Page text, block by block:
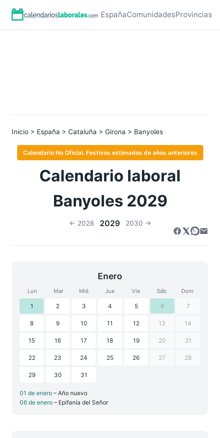
EspañaComunidadesProvincias
Inicio > España > Cataluña > Girona > Banyoles
Calendario No Oficial. Festivos estimados de años anteriores
Calendario laboral
Banyoles 2029
← 2028 2029 2030 →
Enero
Lun Mar Mié Jue Vie Sáb Dom
1 2 3 4 5 6 7
8 9 10 11 12 13 14
15 16 17 18 19 20 21
22 23 24 25 26 27 28
29 30 31
01 de enero – Año nuevo
06 de enero – Epifanía del Señor